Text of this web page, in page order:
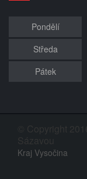
Pondělí
Středa
Pátek
© Copyright
Sázavou
Kraj Vysočina